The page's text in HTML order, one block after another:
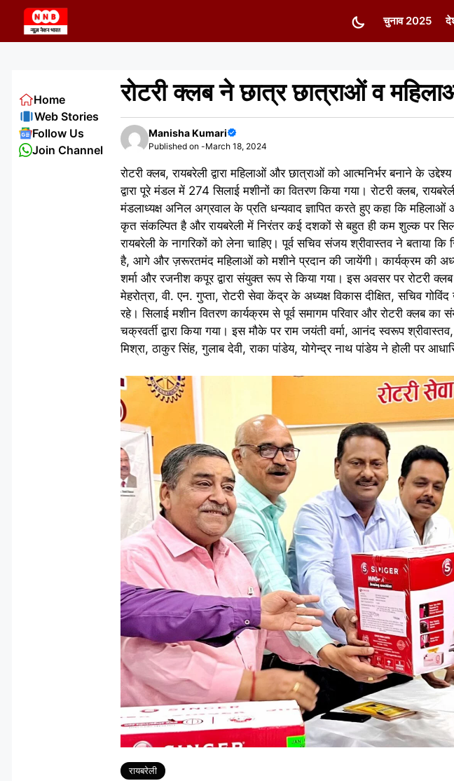
content
चुनाव 2025
रोटरी क्लब ने छात्र छात्राओं व
Manisha Kumari
Published on -March 18, 2024
रोटरी क्लब, रायबरेली द्वारा महिलाओं और छात्राओं को आत्मनिर्भर बनाने के
द्वारा पूरे मंडल में 274 सिलाई मशीनों का वितरण किया गया। रोटरी क्लब,
मंडलाध्यक्ष अनिल अग्रवाल के प्रति धन्यवाद ज्ञापित करते हुए कहा कि
कृत संकल्पित है और रायबरेली में निरंतर कई दशकों से बहुत ही कम शुल्क पर
रायबरेली के नागरिकों को लेना चाहिए। पूर्व सचिव संजय श्रीवास्तव ने बताया
है, आगे और ज़रूरतमंद महिलाओं को मशीने प्रदान की जायेंगी। कार्यक्रम की
शर्मा और रजनीश कपूर द्वारा संयुक्त रूप से किया गया। इस अवसर पर रोटरी
मेहरोत्रा, वी. एन. गुप्ता, रोटरी सेवा केंद्र के अध्यक्ष विकास दीक्षित, सचिव
रहे। सिलाई मशीन वितरण कार्यक्रम से पूर्व समागम परिवार और रोटरी क्लब
चक्रवर्ती द्वारा किया गया। इस मौके पर राम जयंती वर्मा, आनंद स्वरूप
मिश्रा, ठाकुर सिंह, गुलाब देवी, राका पांडेय, योगेन्द्र नाथ पांडेय ने होली पर
Tags
रायबरेली
Home
Web Stories
Follow Us
Join Channel